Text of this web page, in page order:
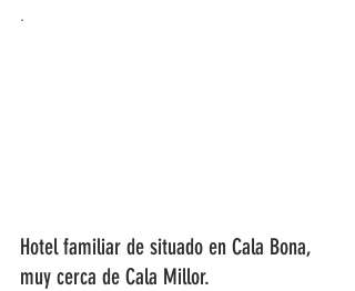
.
Hotel familiar de situado en Cala Bona,
muy cerca de Cala Millor.